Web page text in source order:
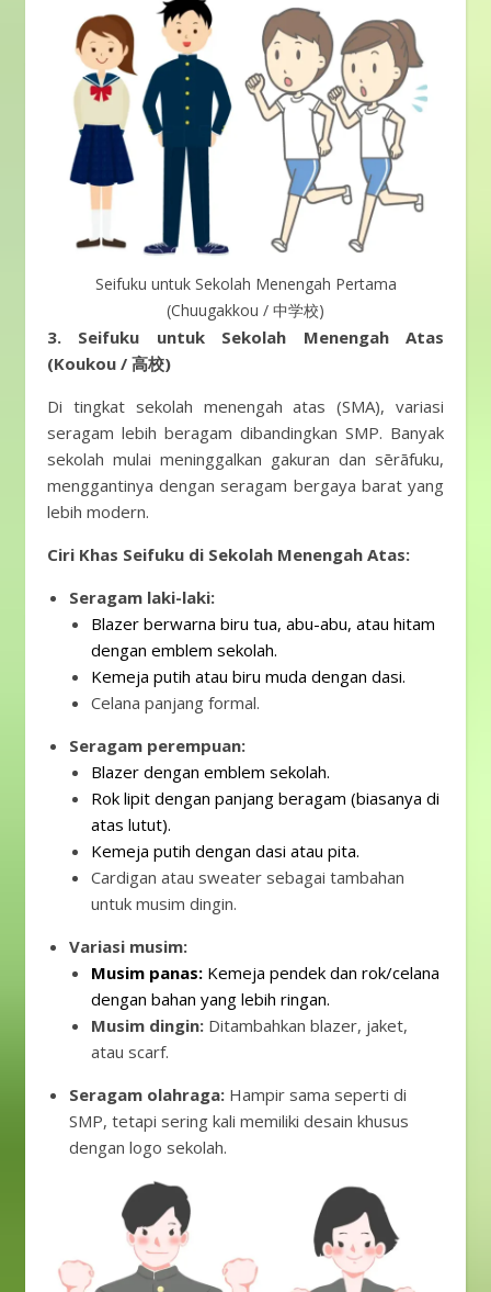
Seifuku untuk Sekolah Menengah Pertama
(Chuugakkou / 中学校)
3. Seifuku untuk Sekolah Menengah Atas
(Koukou / 高校)
Di tingkat sekolah menengah atas (SMA), variasi
seragam lebih beragam dibandingkan SMP. Banyak
sekolah mulai meninggalkan gakuran dan sērāfuku,
menggantinya dengan seragam bergaya barat yang
lebih modern.
Ciri Khas Seifuku di Sekolah Menengah Atas:
Seragam laki-laki:
Blazer berwarna biru tua, abu-abu, atau hitam
dengan emblem sekolah.
Kemeja putih atau biru muda dengan dasi.
Celana panjang formal.
Seragam perempuan:
Blazer dengan emblem sekolah.
Rok lipit dengan panjang beragam (biasanya di
atas lutut).
Kemeja putih dengan dasi atau pita.
Cardigan atau sweater sebagai tambahan
untuk musim dingin.
Variasi musim:
Musim panas: Kemeja pendek dan rok/celana
dengan bahan yang lebih ringan.
Musim dingin: Ditambahkan blazer, jaket,
atau scarf.
Seragam olahraga: Hampir sama seperti di
SMP, tetapi sering kali memiliki desain khusus
dengan logo sekolah.